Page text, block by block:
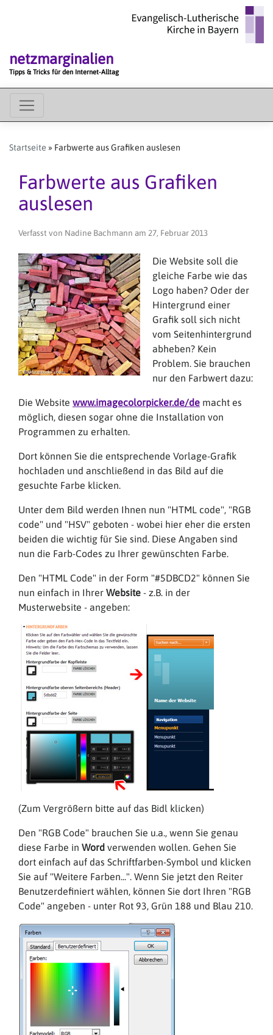
netzmarginalien
Tipps & Tricks für den Internet-Alltag
MAIN
MENU
Startseite Farbwerte aus Grafiken auslesen
Farbwerte aus Grafiken
auslesen
Verfasst von Nadine Bachmann am 27, Februar 2013
Die Website soll die
gleiche Farbe wie das
Logo haben? Oder der
Hintergrund einer
Grafik soll sich nicht
vom Seitenhintergrund
abheben? Kein
Problem. Sie brauchen
nur den Farbwert dazu:
Die Website www.imagecolorpicker.de/de macht es
möglich, diesen sogar ohne die Installation von
Programmen zu erhalten.
Dort können Sie die entsprechende Vorlage-Grafik
hochladen und anschließend in das Bild auf die
gesuchte Farbe klicken.
Unter dem Bild werden Ihnen nun "HTML code", "RGB
code" und "HSV" geboten - wobei hier eher die ersten
beiden die wichtig für Sie sind. Diese Angaben sind
nun die Farb-Codes zu Ihrer gewünschten Farbe.
Den "HTML Code" in der Form "#5DBCD2" können Sie
nun einfach in Ihrer Website - z.B. in der
Musterwebsite - angeben:
(Zum Vergrößern bitte auf das Bidl klicken)
Den "RGB Code" brauchen Sie u.a., wenn Sie genau
diese Farbe in Word verwenden wollen. Gehen Sie
dort einfach auf das Schriftfarben-Symbol und klicken
Sie auf "Weitere Farben...". Wenn Sie jetzt den Reiter
Benutzerdefiniert wählen, können Sie dort Ihren "RGB
Code" angeben - unter Rot 93, Grün 188 und Blau 210.